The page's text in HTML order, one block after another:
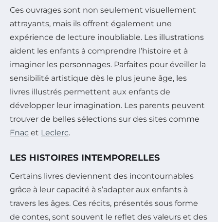
Ces ouvrages sont non seulement visuellement
attrayants, mais ils offrent également une
expérience de lecture inoubliable. Les illustrations
aident les enfants à comprendre l’histoire et à
imaginer les personnages. Parfaites pour éveiller la
sensibilité artistique dès le plus jeune âge, les
livres illustrés permettent aux enfants de
développer leur imagination. Les parents peuvent
trouver de belles sélections sur des sites comme
Fnac et Leclerc.
LES HISTOIRES INTEMPORELLES
Certains livres deviennent des incontournables
grâce à leur capacité à s’adapter aux enfants à
travers les âges. Ces récits, présentés sous forme
de contes, sont souvent le reflet des valeurs et des